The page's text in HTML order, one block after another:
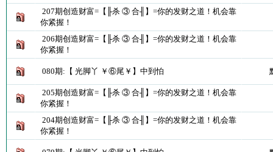
207期创造财富=【╟杀 ③ 合╢】=你的发财之道！机会靠
你紧握！
206期创造财富=【╟杀 ③ 合╢】=你的发财之道！机会靠
你紧握！
080期:【 光脚丫 ￥⑥尾￥】中到怕
205期创造财富=【╟杀 ③ 合╢】=你的发财之道！机会靠
你紧握！
204期创造财富=【╟杀 ③ 合╢】=你的发财之道！机会靠
你紧握！